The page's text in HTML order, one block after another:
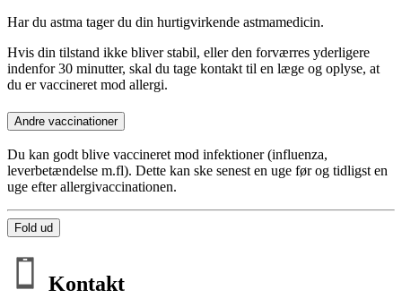
Har du astma tager du din hurtigvirkende astmamedicin.
Hvis din tilstand ikke bliver stabil, eller den forværres yderligere
indenfor 30 minutter, skal du tage kontakt til en læge og oplyse, at
du er vaccineret mod allergi.
Andre vaccinationer
Du kan godt blive vaccineret mod infektioner (influenza,
leverbetændelse m.fl). Dette kan ske senest en uge før og tidligst en
uge efter allergivaccinationen.
Fold ud
Kontakt